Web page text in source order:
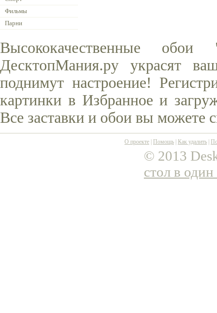
Фильмы
Парни
Высококачественные
ДесктопМания.ру украсят
поднимут настроение!
картинки в Избранное и
Все заставки и обои вы можете
О проекте Помощь Как удалить
© 2013
стол в